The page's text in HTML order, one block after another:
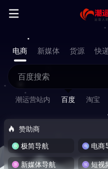
电商 新媒体 货源 快
潮运营站内 百度 淘宝
赞助商
极简导航
电商
新媒体导航 短视